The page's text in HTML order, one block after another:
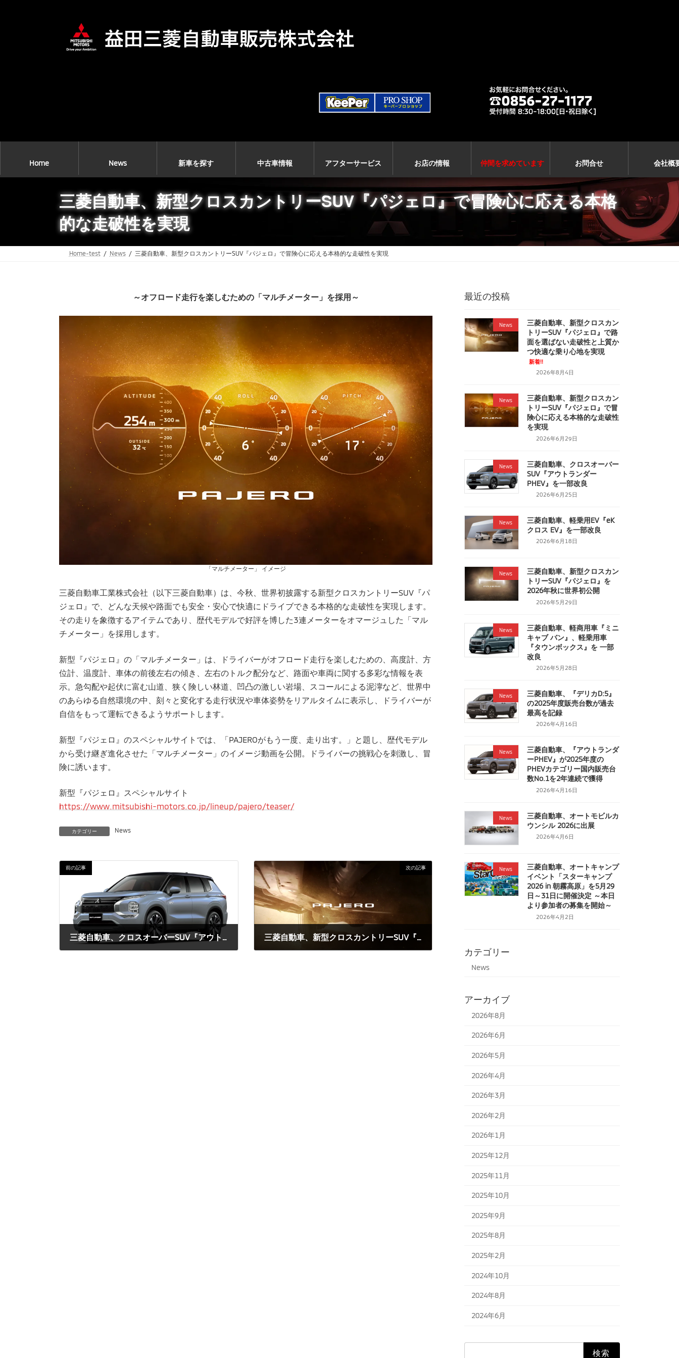
Home News 新車を探す 中古車情報 アフターサービス お店の情報 仲間を求めています お問合せ 会社概
三菱自動車、新型クロスカントリーSUV『パジェロ』で冒険心に応える本格
的な走破性を実現
Home-test News 三菱自動車、新型クロスカントリーSUV『パジェロ』で冒険心に応える本格的な走破性を実現
～オフロード走行を楽しむための「マルチメーター」を採用～
「マルチメーター」 イメージ
三菱自動車工業株式会社（以下三菱自動車）は、今秋、世界初披露する新型クロスカントリーSUV『パ
ジェロ』で、どんな天候や路面でも安全・安心で快適にドライブできる本格的な走破性を実現します。
その走りを象徴するアイテムであり、歴代モデルで好評を博した3連メーターをオマージュした「マル
チメーター」を採用します。
新型『パジェロ』の「マルチメーター」は、ドライバーがオフロード走行を楽しむための、高度計、方
位計、温度計、車体の前後左右の傾き、左右のトルク配分など、路面や車両に関する多彩な情報を表
示。急勾配や起伏に富む山道、狭く険しい林道、凹凸の激しい岩場、スコールによる泥濘など、世界中
のあらゆる自然環境の中、刻々と変化する走行状況や車体姿勢をリアルタイムに表示し、ドライバーが
自信をもって運転できるようサポートします。
新型『パジェロ』のスペシャルサイトでは、「PAJEROがもう一度、走り出す。」と題し、歴代モデル
から受け継ぎ進化させた「マルチメーター」のイメージ動画を公開。ドライバーの挑戦心を刺激し、冒
険に誘います。
新型『パジェロ』スペシャルサイト
https://www.mitsubishi-motors.co.jp/lineup/pajero/teaser/
カテゴリー News
前の記事
三菱自動車、クロスオーバーSUV『アウトランダーPHEV』を一部改良
次の記事
三菱自動車、新型クロスカントリーSUV『パジェロ』で路面を選ばない走破性と上質かつ快適な乗り心地を実現
最近の投稿
News
三菱自動車、新型クロスカン
トリーSUV『パジェロ』で路
面を選ばない走破性と上質か
つ快適な乗り心地を実現
新着!!
2026年8月4日
News
三菱自動車、新型クロスカン
トリーSUV『パジェロ』で冒
険心に応える本格的な走破性
を実現
2026年6月29日
News
三菱自動車、クロスオーバー
SUV『アウトランダー
PHEV』を一部改良
2026年6月25日
News
三菱自動車、軽乗用EV『eK
クロス EV』を一部改良
2026年6月18日
News
三菱自動車、新型クロスカン
トリーSUV『パジェロ』を
2026年秋に世界初公開
2026年5月29日
News
三菱自動車、軽商用車『ミニ
キャブ バン』、軽乗用車
『タウンボックス』を 一部
改良
2026年5月28日
News
三菱自動車、『デリカD:5』
の2025年度販売台数が過去
最高を記録
2026年4月16日
News
三菱自動車、『アウトランダ
ーPHEV』が2025年度の
PHEVカテゴリー国内販売台
数No.1を2年連続で獲得
2026年4月16日
News
三菱自動車、オートモビルカ
ウンシル 2026に出展
2026年4月6日
News
三菱自動車、オートキャンプ
イベント「スターキャンプ
2026 in 朝霧高原」を5月29
日～31日に開催決定 ～本日
より参加者の募集を開始～
2026年4月2日
カテゴリー
News
アーカイブ
2026年8月
2026年6月
2026年5月
2026年4月
2026年3月
2026年2月
2026年1月
2025年12月
2025年11月
2025年10月
2025年9月
2025年8月
2025年2月
2024年10月
2024年8月
2024年6月
検